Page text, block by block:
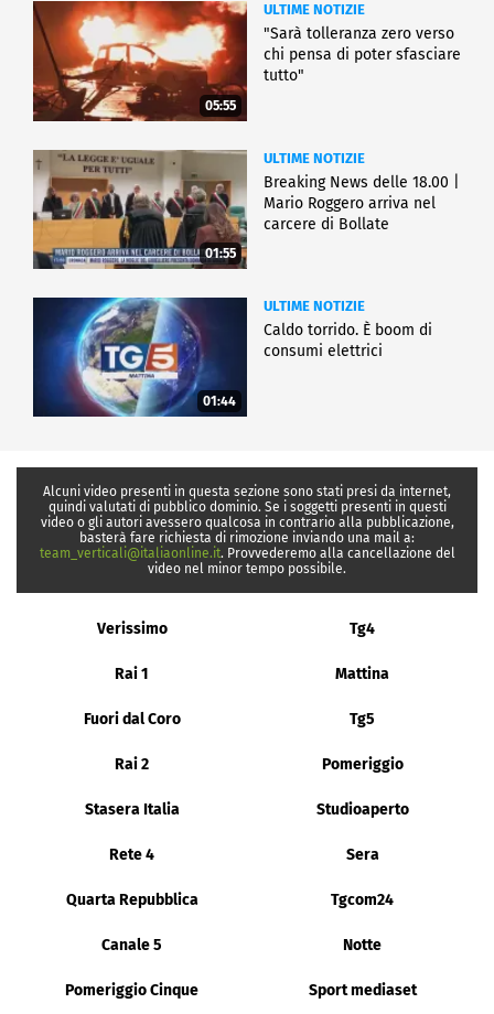
05:55
ULTIME NOTIZIE
"Sarà tolleranza zero verso
chi pensa di poter sfasciare
tutto"
01:55
ULTIME NOTIZIE
Breaking News delle 18.00 |
Mario Roggero arriva nel
carcere di Bollate
01:44
ULTIME NOTIZIE
Caldo torrido. È boom di
consumi elettrici
Alcuni video presenti in questa sezione sono stati presi da internet,
quindi valutati di pubblico dominio. Se i soggetti presenti in questi
video o gli autori avessero qualcosa in contrario alla pubblicazione,
basterà fare richiesta di rimozione inviando una mail a:
team_verticali@italiaonline.it. Provvederemo alla cancellazione del
video nel minor tempo possibile.
Verissimo Tg4
Rai 1 Mattina
Fuori dal Coro Tg5
Rai 2 Pomeriggio
Stasera Italia Studioaperto
Rete 4 Sera
Quarta Repubblica Tgcom24
Canale 5 Notte
Pomeriggio Cinque Sport mediaset